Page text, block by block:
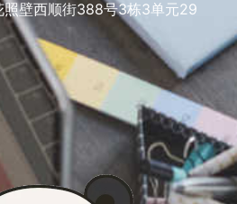
照壁西顺街388号3栋3单元29